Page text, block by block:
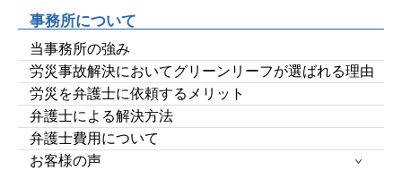
事務所について
当事務所の強み
労災事故解決においてグリーンリーフが選ばれる理由
労災を弁護士に依頼するメリット
弁護士による解決方法
弁護士費用について
お客様の声